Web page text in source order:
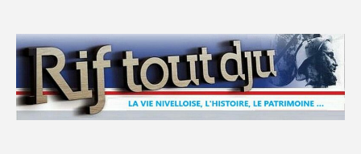
content